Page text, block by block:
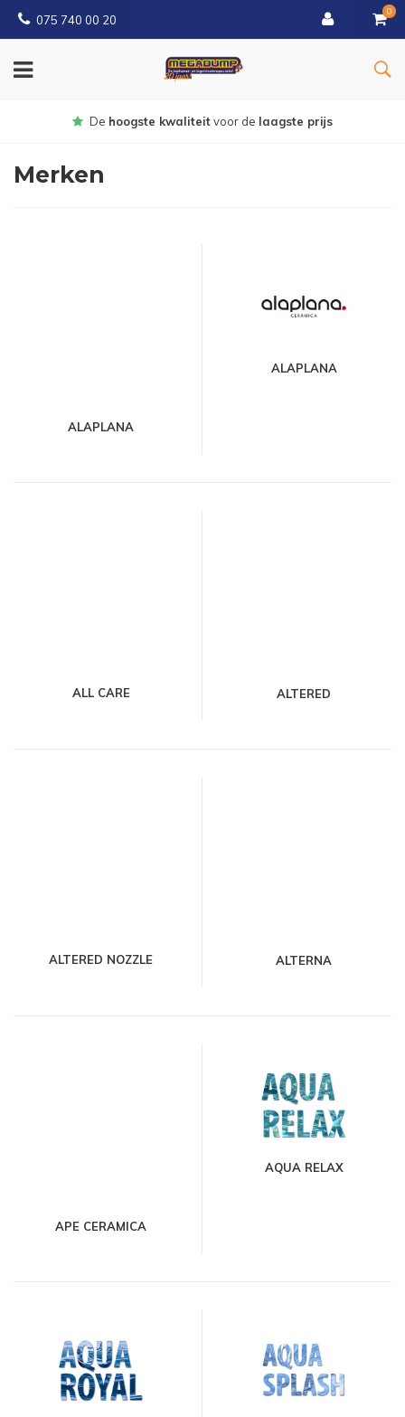
075 740 00 20
0
Gratisbezorgd vanaf € 150
Merken
ALAPLANA
ALAPLANA
ALL CARE ALTERED
ALTERED NOZZLE ALTERNA
APE CERAMICA
AQUA RELAX